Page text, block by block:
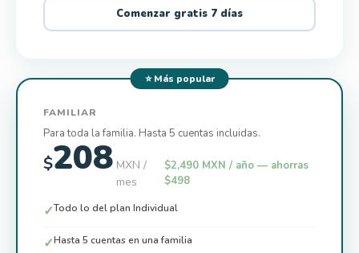
Comenzar gratis 7 días
⭐ Más popular
FAMILIAR
Para toda la familia. Hasta 5 cuentas incluidas.
$208 MXN /
mes
$2,490 MXN / año — ahorras
$498
✓Todo lo del plan Individual
✓Hasta 5 cuentas en una familia